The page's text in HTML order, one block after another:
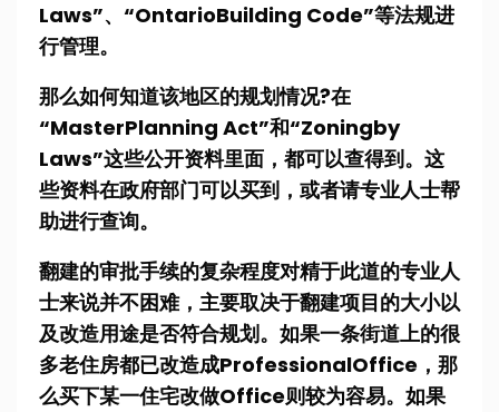
Laws”、“OntarioBuilding Code”等法规进
行管理。
那么如何知道该地区的规划情况?在
“MasterPlanning Act”和“Zoningby
Laws”这些公开资料里面，都可以查得到。这
些资料在政府部门可以买到，或者请专业人士帮
助进行查询。
翻建的审批手续的复杂程度对精于此道的专业人
士来说并不困难，主要取决于翻建项目的大小以
及改造用途是否符合规划。如果一条街道上的很
多老住房都已改造成ProfessionalOffice，那
么买下某一住宅改做Office则较为容易。如果